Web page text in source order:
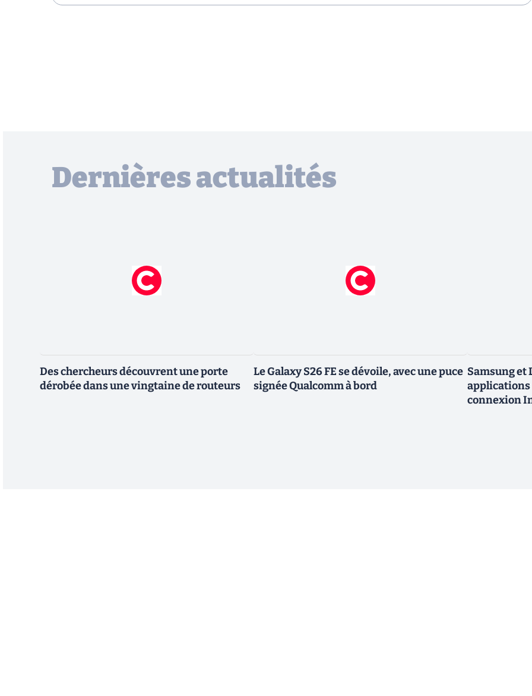
Dernières actualités
Des chercheurs découvrent une porte
dérobée dans une vingtaine de routeurs
Le Galaxy S26 FE se dévoile, avec une puce
signée Qualcomm à bord
Samsung et
applications
connexion